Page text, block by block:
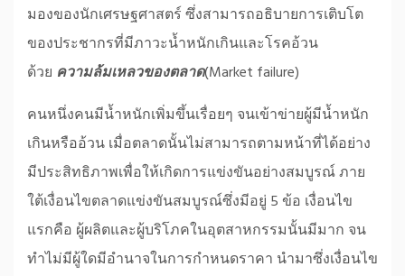
มองของนักเศรษฐศาสตร์ ซึ่งสามารถอธิบายการเติบโต
ของประชากรที่มีภาวะน้ำหนักเกินและโรคอ้วน
ด้วย ความล้มเหลวของตลาด(Market failure)
คนหนึ่งคนมีน้ำหนักเพิ่มขึ้นเรื่อยๆ จนเข้าข่ายผู้มีน้ำหนัก
เกินหรืออ้วน เมื่อตลาดนั้นไม่สามารถตามหน้าที่ได้อย่าง
มีประสิทธิภาพเพื่อให้เกิดการแข่งขันอย่างสมบูรณ์ ภาย
ใต้เงื่อนไขตลาดแข่งขันสมบูรณ์ซึ่งมีอยู่ 5 ข้อ เงื่อนไข
แรกคือ ผู้ผลิตและผู้บริโภคในอุตสาหกรรมนั้นมีมาก จน
ทำไม่มีผู้ใดมีอำนาจในการกำหนดราคา นำมาซึ่งเงื่อนไข